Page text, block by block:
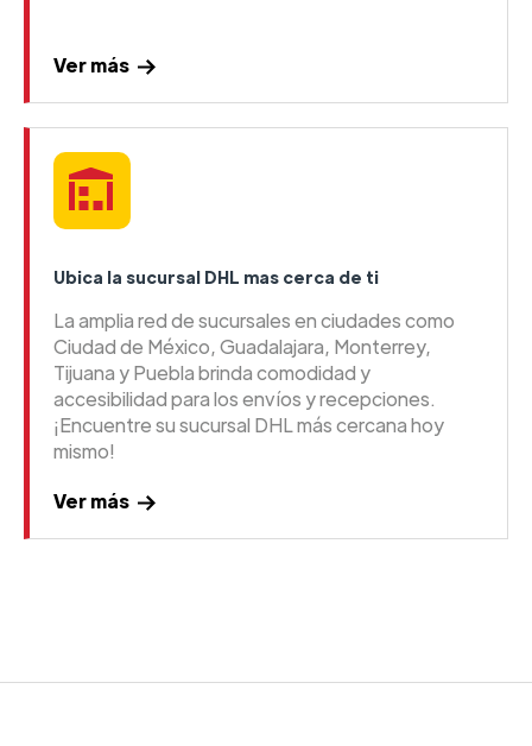
Ver más
Ubica la sucursal DHL mas cerca de ti
La amplia red de sucursales en ciudades como
Ciudad de México, Guadalajara, Monterrey,
Tijuana y Puebla brinda comodidad y
accesibilidad para los envíos y recepciones.
¡Encuentre su sucursal DHL más cercana hoy
mismo!
Ver más